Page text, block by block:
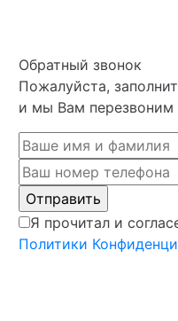
Обратный звонок
Пожалуйста,
и мы Вам
Я прочитал и
Политики